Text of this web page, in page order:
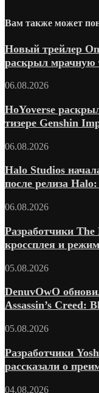
Вам также может
Новый трейлер
раскрыл мрачную
06.08.2026
HoYoverse
тизере Genshin
06.08.2026
Halo Studios
после релиза
06.08.2026
Разработчики
кроссплея и
05.08.2026
DenuvOwO
Assassin’s Creed:
05.08.2026
Разработчики
рассказали о
04.08.2026